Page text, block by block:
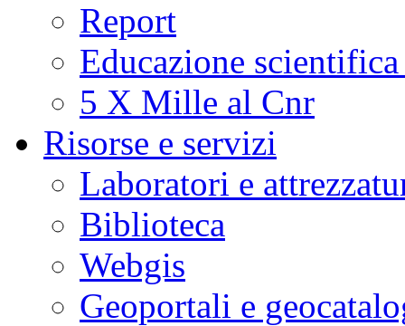
Report
Educazione
5 X Mille al Cnr
Risorse e servizi
Laboratori e
Biblioteca
Webgis
Geoportali e